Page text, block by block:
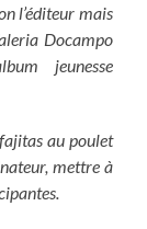
l’éditeur mais
Docampo
jeunesse
au poulet
mettre à